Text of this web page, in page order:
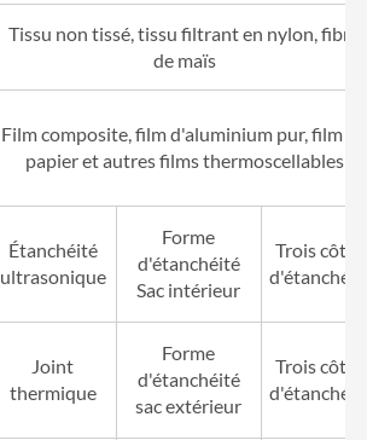
Tissu non tissé, tissu filtrant en nylon, fibre
de maïs
Film composite, film d'aluminium pur, film de
papier et autres films thermoscellables
Étanchéité
ultrasonique
Forme
d'étanchéité
Sac intérieur
Trois côtés
Joint
thermique
Forme
d'étanchéité
sac extérieur
Trois côtés